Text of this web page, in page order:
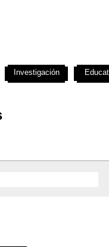
Investigación